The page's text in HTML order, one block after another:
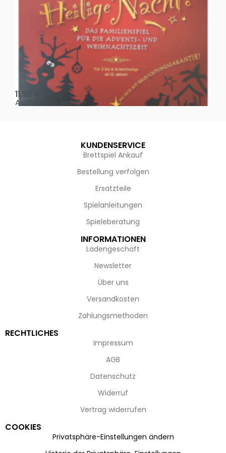
Oh, heilige Nacht!
11,95
Ausführung wählen
KUNDENSERVICE
Brettspiel Ankauf
Bestellung verfolgen
Ersatzteile
Spielanleitungen
Spieleberatung
INFORMATIONEN
Ladengeschäft
Newsletter
Über uns
Versandkosten
Zahlungsmethoden
RECHTLICHES
Impressum
AGB
Datenschutz
Widerruf
Vertrag widerrufen
COOKIES
Privatsphäre-Einstellungen ändern